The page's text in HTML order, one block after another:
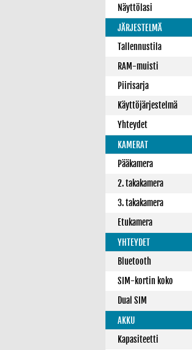
Näyttölasi
JÄRJESTELMÄ
Tallennustila
RAM-muisti
Piirisarja
Käyttöjärjestelmä
Yhteydet
KAMERAT
Pääkamera
2. takakamera
3. takakamera
Etukamera
YHTEYDET
Bluetooth
SIM-kortin koko
Dual SIM
AKKU
Kapasiteetti